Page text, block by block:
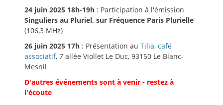
24 juin 2025 18h-19h : Participation à l'émission
Singuliers au Pluriel, sur Fréquence Paris Plurielle
(106,3 MHz)
26 juin 2025 17h : Présentation au Tilia, café
associatif, 7 allée Viollet Le Duc, 93150 Le Blanc-
Mesnil
D'autres événements sont à venir - restez à
l'écoute